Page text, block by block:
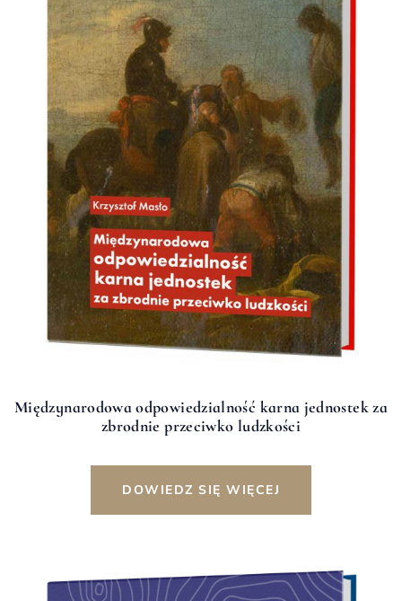
Międzynarodowa odpowiedzialność karna jednostek za
zbrodnie przeciwko ludzkości
DOWIEDZ SIĘ WIĘCEJ